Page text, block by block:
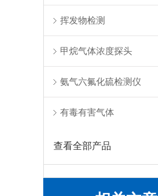
挥发物检测
甲烷气体浓度探头
氨气六氟化硫检测仪
有毒有害气体
查看全部产品